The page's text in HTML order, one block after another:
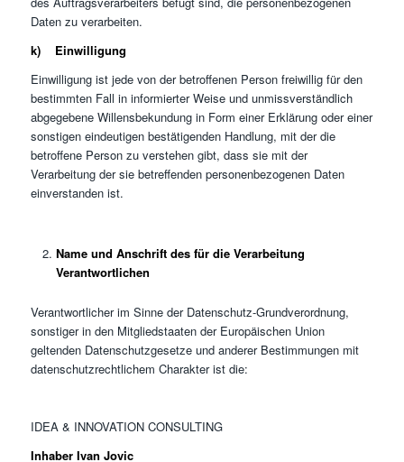
Daten zu verarbeiten.
k) Einwilligung
Einwilligung ist jede von der betroffenen Person freiwillig für den
bestimmten Fall in informierter Weise und unmissverständlich
abgegebene Willensbekundung in Form einer Erklärung oder einer
sonstigen eindeutigen bestätigenden Handlung, mit der die
betroffene Person zu verstehen gibt, dass sie mit der
Verarbeitung der sie betreffenden personenbezogenen Daten
einverstanden ist.
Name und Anschrift des für die Verarbeitung
Verantwortlichen
Verantwortlicher im Sinne der Datenschutz-Grundverordnung,
sonstiger in den Mitgliedstaaten der Europäischen Union
geltenden Datenschutzgesetze und anderer Bestimmungen mit
datenschutzrechtlichem Charakter ist die:
IDEA & INNOVATION CONSULTING
Inhaber Ivan Jovic